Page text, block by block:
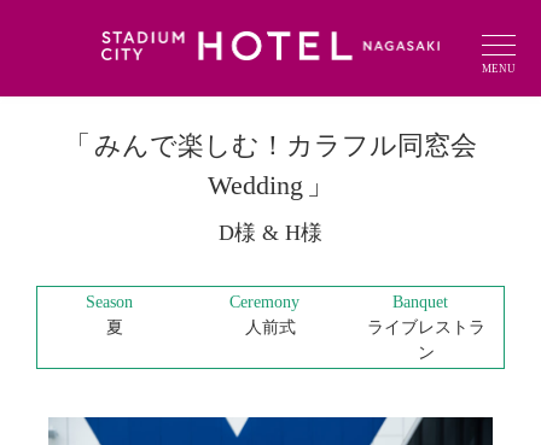
MENU
みんで楽しむ！カラフル同窓会
Wedding
D様 & H様
Season
夏
Ceremony
人前式
Banquet
ライブレストラ
ン